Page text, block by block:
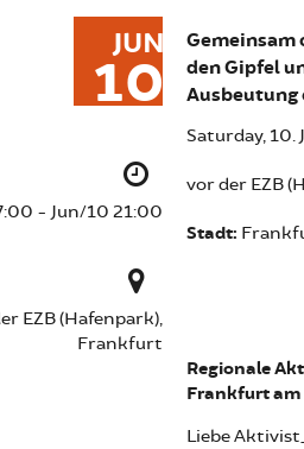
JUN
10
- Jun/10 21:00
EZB (Hafenpark),
Frankfurt
Gemeinsam
den Gipfel
Ausbeutung
Saturday, 10.
vor der EZB
Stadt:
Regionale
Frankfurt am
Liebe